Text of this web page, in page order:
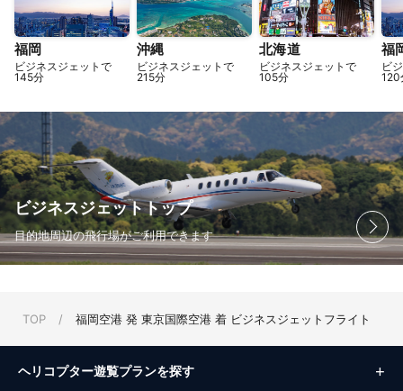
福岡
ビジネスジェットで
145分
沖縄
ビジネスジェットで
215分
北海道
ビジネスジェットで
105分
福
ビ
120
ビジネスジェットトップ
目的地周辺の飛行場がご利用できます
TOP / 福岡空港 発 東京国際空港 着 ビジネスジェットフライト
ヘリコプター遊覧プランを探す